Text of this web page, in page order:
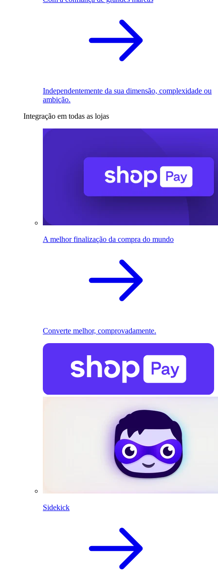
Independentemente da sua dimensão, complexidade ou
ambição.
Integração em todas as lojas
A melhor finalização da compra do mundo
Converte melhor, comprovadamente.
Sidekick